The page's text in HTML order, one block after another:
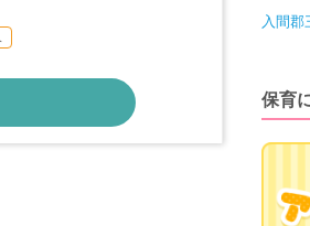
入間郡
保育